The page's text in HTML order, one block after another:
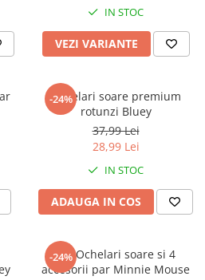
IN STOC
VEZI VARIANTE
-24%
Ochelari soare premium
rotunzi Bluey
37,99 Lei
28,99 Lei
IN STOC
ADAUGA IN COS
-24%
Set Ochelari soare si 4
accesorii par Minnie Mouse